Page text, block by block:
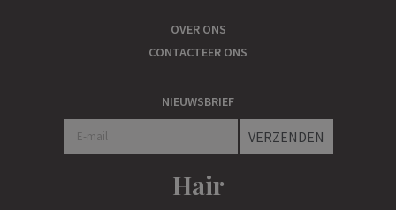
OVER ONS
CONTACTEER ONS
NIEUWSBRIEF
VERZENDEN
Hair